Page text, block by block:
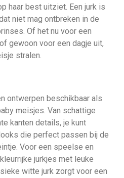
haar best uitziet. Een jurk is
niet mag ontbreken in de
Of het nu voor een
gewoon voor een dagje uit,
stralen.
ontwerpen beschikbaar als
meisjes. Van schattige
kanten details, je kunt
die perfect passen bij de
Voor een speelse en
jurkjes met leuke
witte jurk zorgt voor een